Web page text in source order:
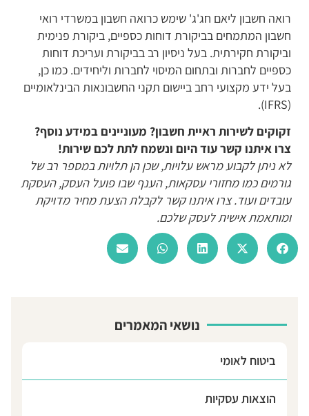
נושאי המאמרים
ביטוח לאומי
הוצאות עסקיות
חשבון ליאם חג'ג' שימש כרואה חשבון במשרדי רואי
המתמחים בביקורת דוחות כספיים, ביקורת פנימית
חקירתית. בעל ניסיון רב בביקורת ועריכת דוחות
לחברות ובתחום המיסוי לחברות וליחידים. כמו כן,
ידע מקצועי רחב ביישום תקני החשבונאות הבינלאומיים
לשירות ראיית חשבון? מעוניינים במידע נוסף?
איתנו קשר עוד היום ונשמח לתת לכם שירות!
ניתן לקבוע מראש עלויות, שכן הן תלויות במספר רב של
כמו מחזורי עסקאות, הענף שבו פועל העסק, העסקת
ועוד. צרו איתנו קשר לקבלת הצעת מחיר מדויקת
אישית לעסק שלכם.